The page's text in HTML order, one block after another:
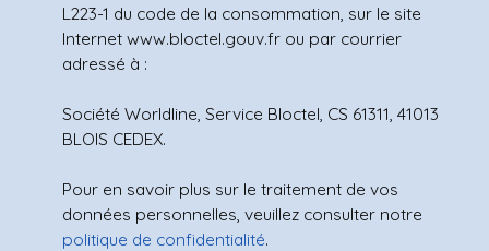
L223-1 du code de la consommation, sur le site
Internet www.bloctel.gouv.fr ou par courrier
adressé à :
Société Worldline, Service Bloctel, CS 61311, 41013
BLOIS CEDEX.
Pour en savoir plus sur le traitement de vos
données personnelles, veuillez consulter notre
politique de confidentialité.